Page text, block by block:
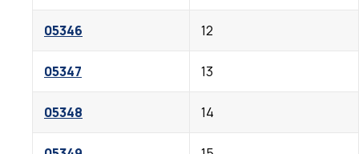
05346 12
05347 13
05348 14